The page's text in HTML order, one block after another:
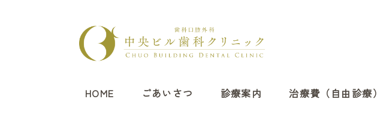
HOME ごあいさつ 診療案内 治療費（自由診療）